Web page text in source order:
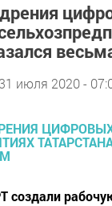
31 июля 2020 -
создали